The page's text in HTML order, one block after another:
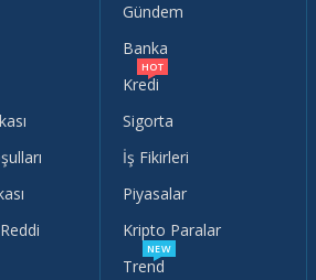
Gündem
Banka
Kredi
HOT
Sigorta
İş Fikirleri
Piyasalar
Kripto Paralar
Trend
NEW